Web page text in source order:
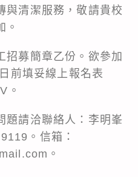
與清潔服務，敬請貴校
。
招募簡章乙份。欲參加
前填妥線上報名表
。
題請洽聯絡人：李明峯
。信箱：
。